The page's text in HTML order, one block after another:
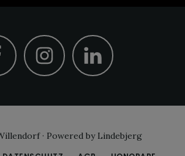
· Powered by Lindebjerg